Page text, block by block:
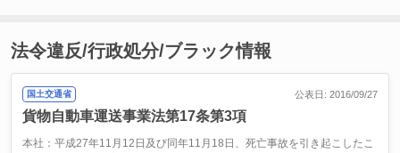
法令違反/行政処分/ブラック情報
公表日: 2016/09/27
国土交通省
貨物自動車運送事業法第17条第3項
本社：平成27年11月12日及び同年11月18日、死亡事故を引き起こしたこ